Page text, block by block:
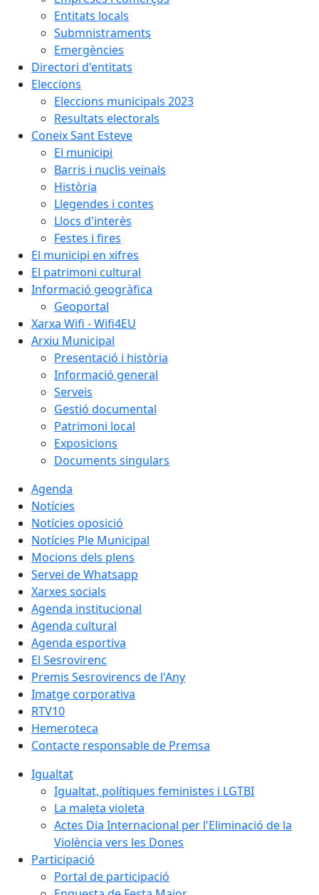
Entitats locals
Submnistraments
Emergències
Directori d'entitats
Eleccions
Eleccions municipals 2023
Resultats electorals
Coneix Sant Esteve
El municipi
Barris i nuclis veïnals
Història
Llegendes i contes
Llocs d'interès
Festes i fires
El municipi en xifres
El patrimoni cultural
Informació geogràfica
Geoportal
Xarxa Wifi - Wifi4EU
Arxiu Municipal
Presentació i història
Informació general
Serveis
Gestió documental
Patrimoni local
Exposicions
Documents singulars
Agenda
Notícies
Notícies oposició
Notícies Ple Municipal
Mocions dels plens
Servei de Whatsapp
Xarxes socials
Agenda institucional
Agenda cultural
Agenda esportiva
El Sesrovirenc
Premis Sesrovirencs de l'Any
Imatge corporativa
RTV10
Hemeroteca
Contacte responsable de Premsa
Igualtat
Igualtat, polítiques feministes i LGTBI
La maleta violeta
Actes Dia Internacional per l'Eliminació de la
Violència vers les Dones
Participació
Portal de participació